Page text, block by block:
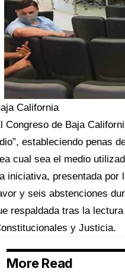
California
Congreso de Baja
estableciendo penas
cual sea el medio
iniciativa, presentada por
y seis abstenciones
respaldada tras la
y Justicia.
More Read